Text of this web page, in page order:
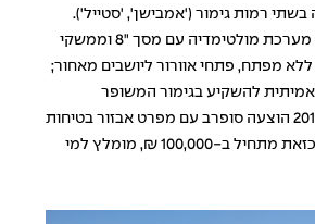
זמינה בשתי רמות גימור ('אמבישן', 'סטייל').
המפרט התקני כולל מערכת מולטימדיה עם מסך "8 וממשקי
ללא מפתח, פתחי אוורור ליושבים מאחור;
להשקיע בגימור המשופר
('סטייל'). מתחילת 2018 הוצעה סופרב עם מפרט אבזור בטיחות
מועשר - ערכה של כזאת מתחיל ב-100,000 ₪, מומלץ למי